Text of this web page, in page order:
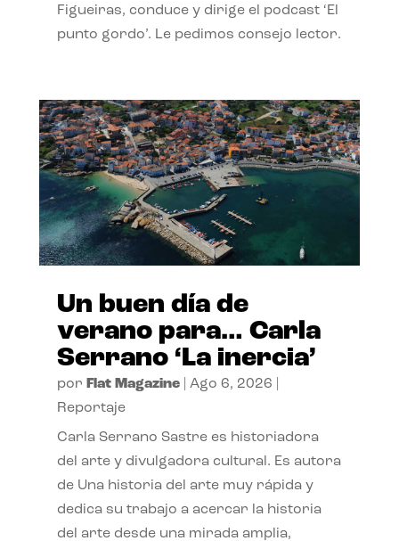
Figueiras, conduce y dirige el podcast ‘El
punto gordo’. Le pedimos consejo lector.
Un buen día de
verano para… Carla
Serrano ‘La inercia’
por Flat Magazine| Ago 6, 2026
Reportaje
Carla Serrano Sastre es historiadora
del arte y divulgadora cultural. Es autora
de Una historia del arte muy rápida y
dedica su trabajo a acercar la historia
del arte desde una mirada amplia,